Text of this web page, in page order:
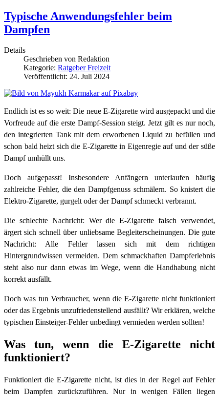
Typische Anwendungsfehler beim
Dampfen
Details
Geschrieben von Redaktion
Kategorie: Ratgeber Freizeit
Veröffentlicht: 24. Juli 2024
Endlich ist es so weit: Die neue E-Zigarette wird ausgepackt und die
Vorfreude auf die erste Dampf-Session steigt. Jetzt gilt es nur noch,
den integrierten Tank mit dem erworbenen Liquid zu befüllen und
schon bald heizt sich die E-Zigarette in Eigenregie auf und der süße
Dampf umhüllt uns.
Doch aufgepasst! Insbesondere Anfängern unterlaufen häufig
zahlreiche Fehler, die den Dampfgenuss schmälern. So knistert die
Elektro-Zigarette, gurgelt oder der Dampf schmeckt verbrannt.
Die schlechte Nachricht: Wer die E-Zigarette falsch verwendet,
ärgert sich schnell über unliebsame Begleiterscheinungen. Die gute
Nachricht: Alle Fehler lassen sich mit dem richtigen
Hintergrundwissen vermeiden. Dem schmackhaften Dampferlebnis
steht also nur dann etwas im Wege, wenn die Handhabung nicht
korrekt ausfällt.
Doch was tun Verbraucher, wenn die E-Zigarette nicht funktioniert
oder das Ergebnis unzufriedenstellend ausfällt? Wir erklären, welche
typischen Einsteiger-Fehler unbedingt vermieden werden sollten!
Was tun, wenn die E-Zigarette nicht
funktioniert?
Funktioniert die E-Zigarette nicht, ist dies in der Regel auf Fehler
beim Dampfen zurückzuführen. Nur in wenigen Fällen liegen